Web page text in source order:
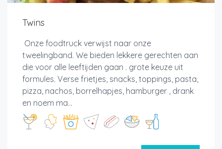
Twins
Onze foodtruck verwijst naar onze
tweelingband. We bieden lekkere gerechten aan
die voor alle leeftijden gaan . grote keuze uit
formules. Verse frietjes, snacks, toppings, pasta,
pizza, nachos, borrelhapjes, hamburger , drank
en noem ma...